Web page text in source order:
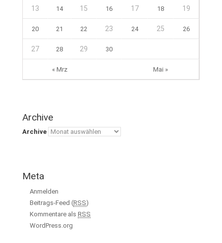
« Mrz Mai »
13 14 15 16 17 18 19
20 21 22 23 24 25 26
27 28 29 30
Archive
Archive
Meta
Anmelden
Beitrags-Feed (RSS)
Kommentare als RSS
WordPress.org